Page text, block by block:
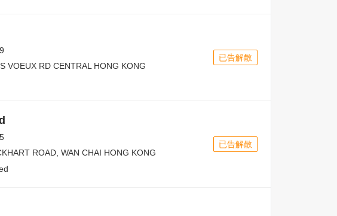
VOEUX RD CENTRAL HONG KONG
已告解散
ROAD, WAN CHAI HONG KONG
已告解散